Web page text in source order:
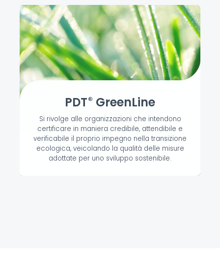
Scopri di più
PDT® GreenLine
Si rivolge alle organizzazioni che intendono
certificare in maniera credibile, attendibile e
verificabile il proprio impegno nella transizione
ecologica, veicolando la qualità delle misure
adottate per uno sviluppo sostenibile.